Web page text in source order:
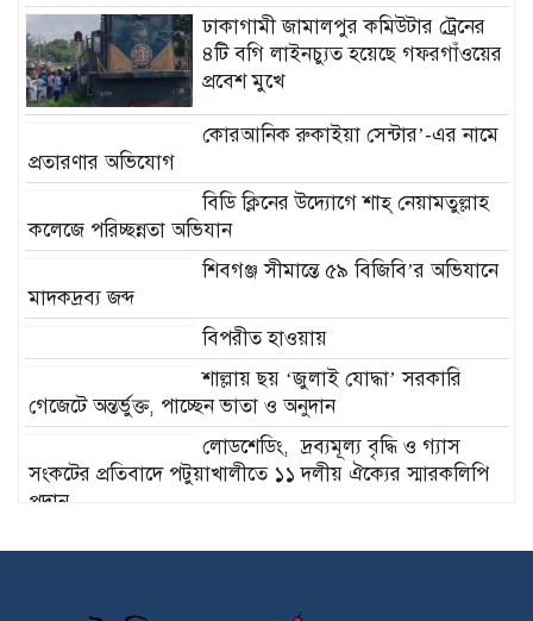
ঢাকাগামী জামালপুর কমিউটার ট্রেনের
৪টি বগি লাইনচ্যুত হয়েছে গফরগাঁওয়ের
প্রবেশ মুখে
কোরআনিক রুকাইয়া সেন্টার’-এর নামে
প্রতারণার অভিযোগ
বিডি ক্লিনের উদ্যোগে শাহ্ নেয়ামতুল্লাহ
কলেজে পরিচ্ছন্নতা অভিযান
শিবগঞ্জ সীমান্তে ৫৯ বিজিবি’র অভিযানে
মাদকদ্রব্য জব্দ
বিপরীত হাওয়ায়
শাল্লায় ছয় ‘জুলাই যোদ্ধা’ সরকারি
গেজেটে অন্তর্ভুক্ত, পাচ্ছেন ভাতা ও অনুদান
লোডশেডিং, দ্রব্যমূল্য বৃদ্ধি ও গ্যাস
সংকটের প্রতিবাদে পটুয়াখালীতে ১১ দলীয় ঐক্যের স্মারকলিপি
প্রদান